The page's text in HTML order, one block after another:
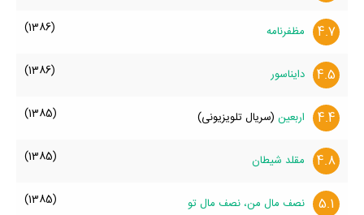
4.7 مظفرنامه (1386)
4.5 دایناسور (1386)
4.4 اربعین (سریال تلویزیونی) (1385)
4.8 مقلد شیطان (1385)
5.1 نصف مال من، نصف مال تو (1385)